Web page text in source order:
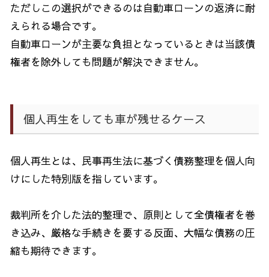
ただしこの選択ができるのは自動車ローンの返済に耐
えられる場合です。
自動車ローンが主要な負担となっているときは当該債
権者を除外しても問題が解決できません。
個人再生をしても車が残せるケース
個人再生とは、民事再生法に基づく債務整理を個人向
けにした特別版を指しています。
裁判所を介した法的整理で、原則として全債権者を巻
き込み、厳格な手続きを要する反面、大幅な債務の圧
縮も期待できます。